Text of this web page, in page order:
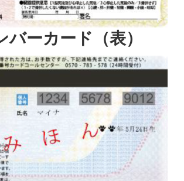
バーカード（表）